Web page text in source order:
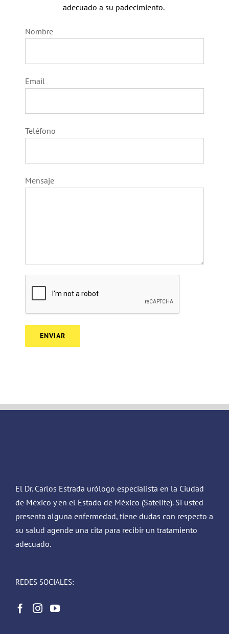
adecuado a su padecimiento.
Nombre
Email
Teléfono
Mensaje
El Dr. Carlos Estrada urólogo especialista en la Ciudad
de México y en el Estado de México (Satelite). Si usted
presenta alguna enfermedad, tiene dudas con respecto a
su salud agende una cita para recibir un tratamiento
adecuado.
REDES SOCIALES: